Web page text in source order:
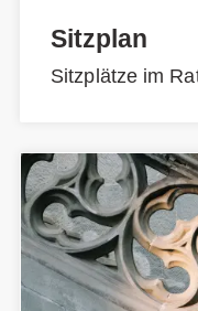
Sitzplan
Sitzplätze im